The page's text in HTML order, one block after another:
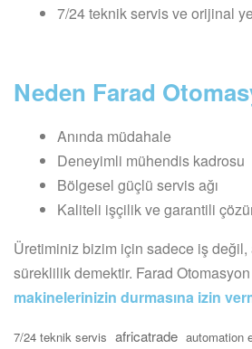
7/24 teknik servis ve orijinal
Neden Farad
Anında müdahale
Deneyimli mühendis kadrosu
Bölgesel güçlü servis ağı
Kaliteli işçilik ve garantili
Üretiminiz bizim için sadece iş değil,
süreklilik demektir. Farad
makinelerinizin durmasına izin
7/24 teknik servis africatrade automation